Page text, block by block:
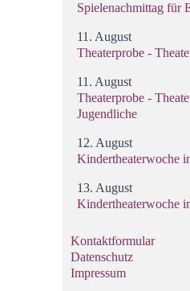
Spielenachmittag für
11. August
Theaterprobe -
11. August
Theaterprobe -
Jugendliche
12. August
Kindertheaterwoche
13. August
Kindertheaterwoche
Kontaktformular
Datenschutz
Impressum